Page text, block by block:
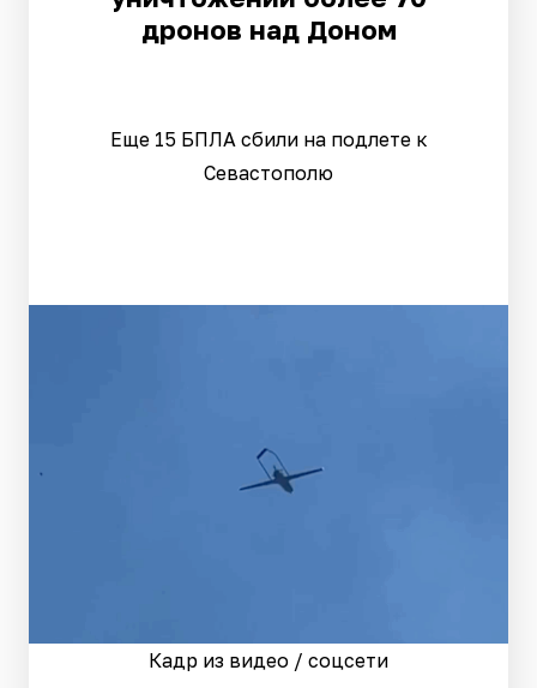
дронов над Доном
Еще 15 БПЛА сбили на подлете к
Севастополю
Кадр из видео / соцсети